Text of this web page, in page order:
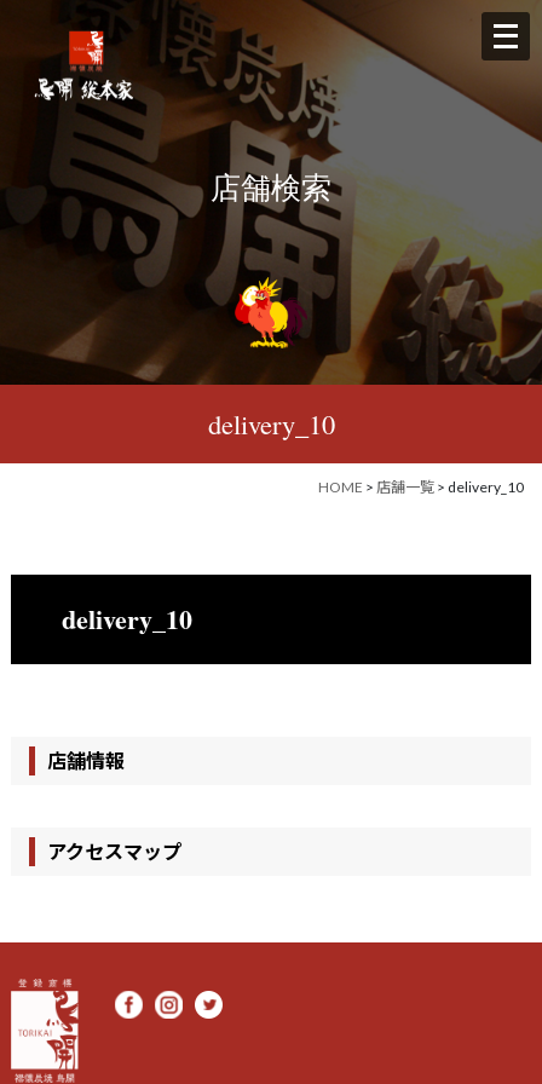
メ
ニ
ュ
く
店舗検索
delivery_10
HOME > 店舗一覧 > delivery_10
delivery_10
店舗情報
アクセスマップ